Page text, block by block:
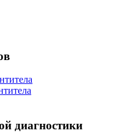
диагностики